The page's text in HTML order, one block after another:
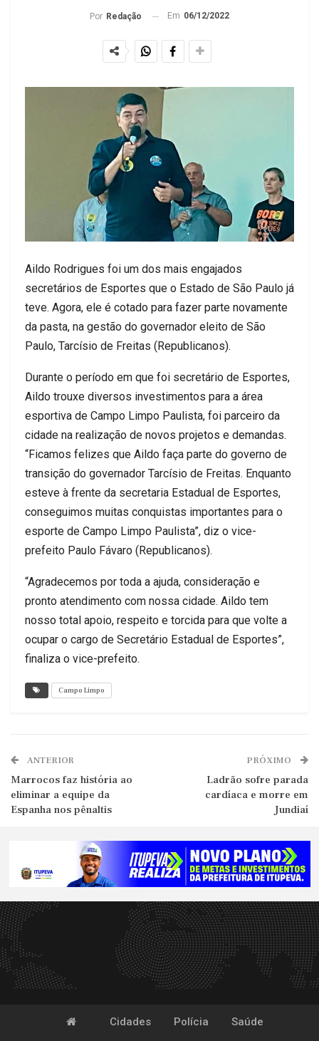
Por Redação Em 06/12/2022
Aildo Rodrigues foi um dos mais engajados
secretários de Esportes que o Estado de São Paulo já
teve. Agora, ele é cotado para fazer parte novamente
da pasta, na gestão do governador eleito de São
Paulo, Tarcísio de Freitas (Republicanos).
Durante o período em que foi secretário de Esportes,
Aildo trouxe diversos investimentos para a área
esportiva de Campo Limpo Paulista, foi parceiro da
cidade na realização de novos projetos e demandas.
“Ficamos felizes que Aildo faça parte do governo de
transição do governador Tarcísio de Freitas. Enquanto
esteve à frente da secretaria Estadual de Esportes,
conseguimos muitas conquistas importantes para o
esporte de Campo Limpo Paulista”, diz o vice-
prefeito Paulo Fávaro (Republicanos).
“Agradecemos por toda a ajuda, consideração e
pronto atendimento com nossa cidade. Aildo tem
nosso total apoio, respeito e torcida para que volte a
ocupar o cargo de Secretário Estadual de Esportes”,
finaliza o vice-prefeito.
Campo Limpo
ANTERIOR
Marrocos faz história ao
eliminar a equipe da
Espanha nos pênaltis
PRÓXIMO
Ladrão sofre parada
cardíaca e morre em
Jundiaí
Cidades Polícia Saúde